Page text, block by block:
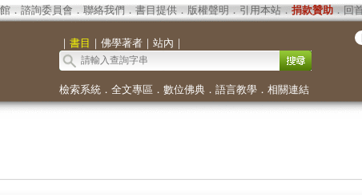
． 諮詢委員會． 聯絡我們 ． 書目提供． 版權聲明 ． 引用本站． 捐款贊助．回
｜ 書目 ｜ 佛學著者｜ 站內 ｜
檢索系統． 全文專區 ． 數位佛典． 語言教學． 相關連結